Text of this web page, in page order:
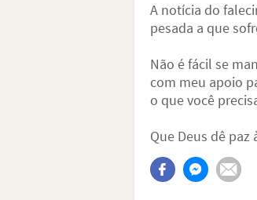
A notícia do
pesada a que
Não é fácil se
com meu apoio
o que você
Que Deus dê paz